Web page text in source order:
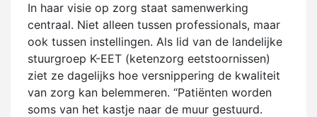
In haar visie op zorg staat samenwerking
centraal. Niet alleen tussen professionals, maar
ook tussen instellingen. Als lid van de landelijke
stuurgroep K-EET (ketenzorg eetstoornissen)
ziet ze dagelijks hoe versnippering de kwaliteit
van zorg kan belemmeren. “Patiënten worden
soms van het kastje naar de muur gestuurd.